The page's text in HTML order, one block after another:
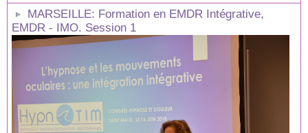
MARSEILLE: Formation en EMDR Intégrative,
EMDR - IMO. Session 1